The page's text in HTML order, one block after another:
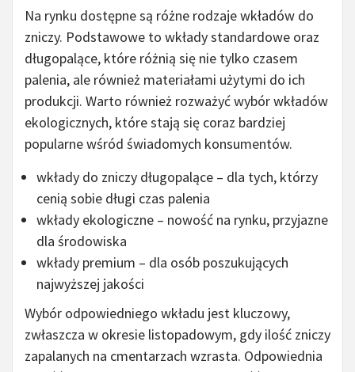
Na rynku dostępne są różne rodzaje wkładów do
zniczy. Podstawowe to wkłady standardowe oraz
długopalące, które różnią się nie tylko czasem
palenia, ale również materiałami użytymi do ich
produkcji. Warto również rozważyć wybór wkładów
ekologicznych, które stają się coraz bardziej
popularne wśród świadomych konsumentów.
wkłady do zniczy długopalące – dla tych, którzy
cenią sobie długi czas palenia
wkłady ekologiczne – nowość na rynku, przyjazne
dla środowiska
wkłady premium – dla osób poszukujących
najwyższej jakości
Wybór odpowiedniego wkładu jest kluczowy,
zwłaszcza w okresie listopadowym, gdy ilość zniczy
zapalanych na cmentarzach wzrasta. Odpowiednia